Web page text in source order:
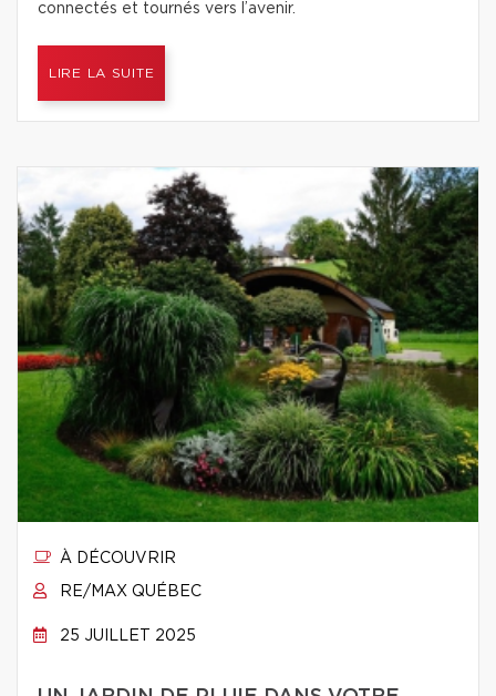
connectés et tournés vers l’avenir.
LIRE LA SUITE
À DÉCOUVRIR
RE/MAX QUÉBEC
25 JUILLET 2025